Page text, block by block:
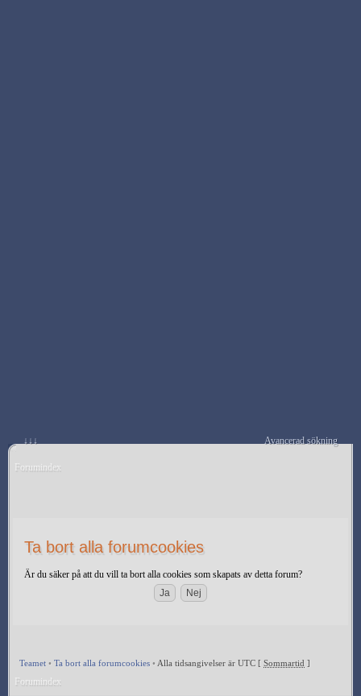
↓↓↓ Avancerad sökning
Forumindex
Ta bort alla forumcookies
Är du säker på att du vill ta bort alla cookies som skapats av detta forum?
Teamet • Ta bort alla forumcookies • Alla tidsangivelser är UTC [ Sommartid ]
Forumindex